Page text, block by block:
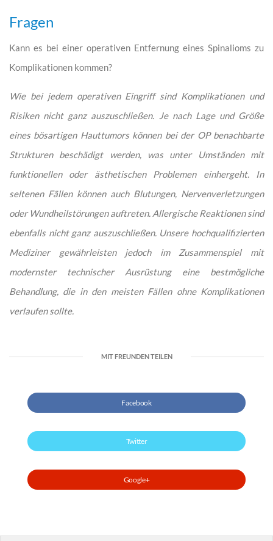
Fragen
Kann es bei einer operativen Entfernung eines Spinalioms zu
Komplikationen kommen?
Wie bei jedem operativen Eingriff sind Komplikationen und
Risiken nicht ganz auszuschließen. Je nach Lage und Größe
eines bösartigen Hauttumors können bei der OP benachbarte
Strukturen beschädigt werden, was unter Umständen mit
funktionellen oder ästhetischen Problemen einhergeht. In
seltenen Fällen können auch Blutungen, Nervenverletzungen
oder Wundheilstörungen auftreten. Allergische Reaktionen sind
ebenfalls nicht ganz auszuschließen. Unsere hochqualifizierten
Mediziner gewährleisten jedoch im Zusammenspiel mit
modernster technischer Ausrüstung eine bestmögliche
Behandlung, die in den meisten Fällen ohne Komplikationen
verlaufen sollte.
MIT FREUNDEN TEILEN
Facebook
Twitter
Google+